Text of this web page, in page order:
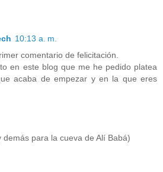
10:13 a. m.
comentario de felicitación.
en este blog que me he pedido platea
acaba de empezar y en la que eres
demás para la cueva de Alí Babá)